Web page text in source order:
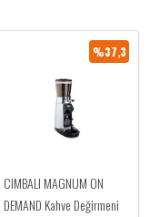
CIMBALI MAGNUM ON
DEMAND Kahve Değirmeni
%37,3